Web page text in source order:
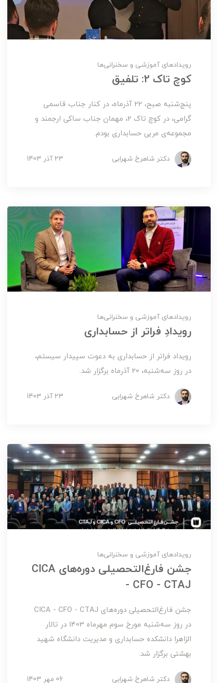
رویدادهای آموزشی و سخنرانی‌ها
کوچ تاک 2: تلفیق
پنج‌شنبه صبح، 22 آذرماه، در کنار جناب قاسمی
گرامی، در کوچ تاک 2، مهمان جناب ساکی ارجمند و
مجموعه‌ی مربی حسابداری بودم.
دکتر شاهرخ شهرابی 23 آذر 1403
رویدادهای آموزشی و سخنرانی‌ها
رویدادِ فراتر از حسابداری
رویداد فراتر از حسابداری به دعوت سپیدار سیستم،
در روز سه‌شنبه، 20 آذرماه برگزار شد.
دکتر شاهرخ شهرابی 23 آذر 1403
رویدادهای آموزشی و سخنرانی‌ها
جشن فارغ‌التحصیلی دوره‌های CICA
- CFO - CTAJ
جشن فارغ‌التحصیلی دوره‌های CICA - CFO - CTAJ
در روز سه‌شنبه مورخ سوم مهرماه 1403 در تالار
الزاهرا دانشکده حسابداری و مدیریت دانشگاه شهید
بهشتی برگزار شد.
دکتر شاهرخ شهرابی 06 مهر 1403